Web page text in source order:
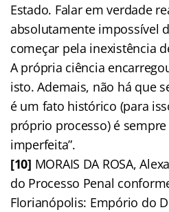
Estado. Falar em verdade
absolutamente impossível
começar pela inexistência
A própria ciência
isto. Ademais, não há que
é um fato histórico (para
próprio processo) é
imperfeita”.
[10] MORAIS DA ROSA,
do Processo Penal
Florianópolis: Empório do